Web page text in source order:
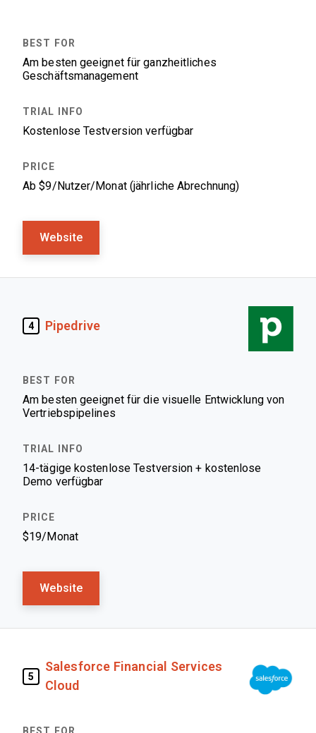
Am besten geeignet für ganzheitliches
Geschäftsmanagement
Kostenlose Testversion verfügbar
Ab $9/Nutzer/Monat (jährliche Abrechnung)
Website
4 Pipedrive
Am besten geeignet für die visuelle Entwicklung von
Vertriebspipelines
14-tägige kostenlose Testversion + kostenlose
Demo verfügbar
$19/Monat
Website
5
Salesforce Financial Services
Cloud